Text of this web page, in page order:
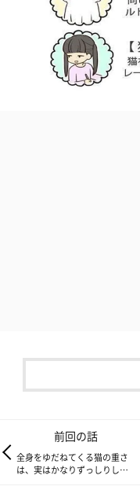
前回の話
全身をゆだねてくる猫の重さ
は、実はかなりずっしりして